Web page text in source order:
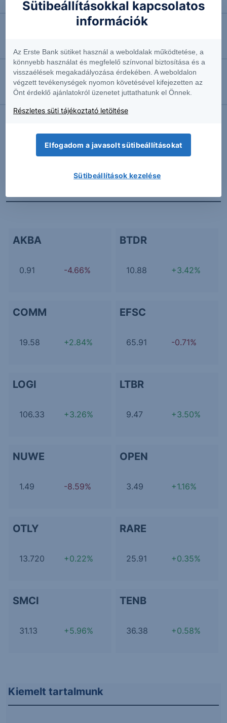
Négyhavi mélyponton a forint
EURUSD: munkapiaci jelentésre várva
2026.08.07. 10:37
Megint emelkedésben az olaj
További Erste elemzések
AKBA
0.91 -4.66%
BTDR
10.88 +3.42%
COMM
19.58 +2.84%
EFSC
65.91 -0.71%
LOGI
106.33 +3.26%
LTBR
9.47 +3.50%
NUWE
1.49 -8.59%
OPEN
3.49 +1.16%
OTLY
13.720 +0.22%
RARE
25.91 +0.35%
SMCI
31.13 +5.96%
TENB
36.38 +0.58%
Kiemelt tartalmunk
Sütibeállításokkal kapcsolatos
információk
Az Erste Bank sütiket használ a weboldalak működtetése, a
könnyebb használat és megfelelő színvonal biztosítása és a
visszaélések megakadályozása érdekében. A weboldalon
végzett tevékenységek nyomon követésével kifejezetten az
Önt érdeklő ajánlatokról üzenetet juttathatunk el Önnek.
Részletes süti tájékoztató letöltése
Elfogadom a javasolt sütibeállításokat
Sütibeállítások kezelése